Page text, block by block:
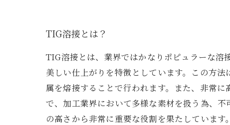
TIG溶接とは？
TIG溶接とは、業界ではかなりポピュラーな
美しい仕上がりを特徴としています。この方
属を熔接することで行われます。また、非常
で、加工業界において多様な素材を扱う為、
の高さから非常に重要な役割を果たしていま